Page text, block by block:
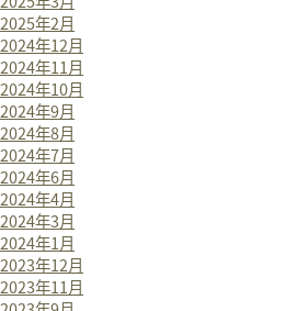
2025年2月
2024年12月
2024年11月
2024年10月
2024年9月
2024年8月
2024年7月
2024年6月
2024年4月
2024年3月
2024年1月
2023年12月
2023年11月